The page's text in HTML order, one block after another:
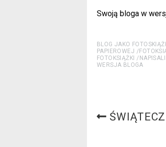
Swoją bloga w
BLOG JAKO
PAPIEROWEJ
FOTOKSIĄŻKI
WERSJA BLOGA